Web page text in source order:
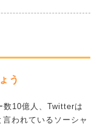
う
数10億人、Twitterは
われているソーシャ